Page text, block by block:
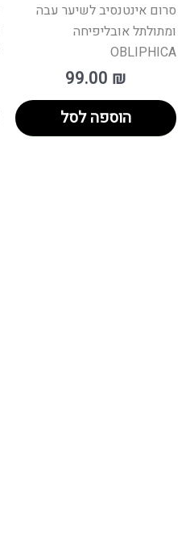
סרום אינטנסיב לשיער עבה
ומתולתל אובליפיחה
OBLIPHICA
99.00 ₪
הוספה לסל